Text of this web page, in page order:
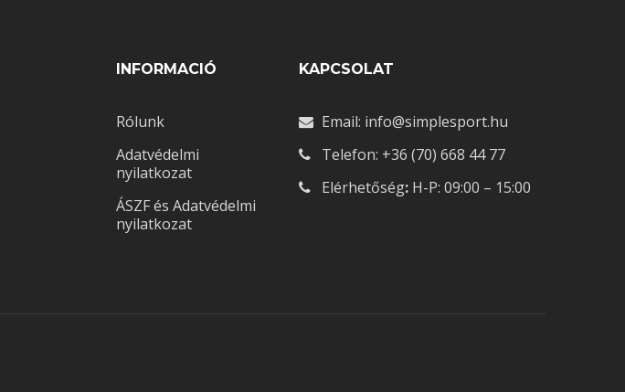
INFORMACIÓ
Rólunk
Adatvédelmi
nyilatkozat
ÁSZF és Adatvédelmi
nyilatkozat
KAPCSOLAT
Email: info@simplesport.hu
Telefon: +36 (70) 668 44 77
Elérhetőség: H-P: 09:00 – 15:00